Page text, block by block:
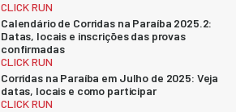
CLICK RUN
Calendário de Corridas na Paraíba 2025.2:
Datas, locais e inscrições das provas
confirmadas
CLICK RUN
Corridas na Paraíba em Julho de 2025: Veja
datas, locais e como participar
CLICK RUN